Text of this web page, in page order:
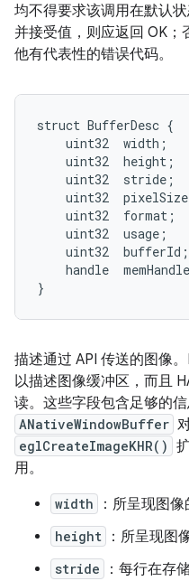
均不得要求该调用在默认
并接受值，则应返回 OK；
他有代表性的错误代码。
struct BufferDesc {
uint32  width;
uint32  height;
uint32  stride;
uint32
uint32  format;
uint32  usage;
uint32
handle
}
描述通过 API 传送的图像
以描述图像缓冲区，而且
读。这些字段包含足够的
ANativeWindowBuffer
eglCreateImageKHR()
用。
width ：所呈现图
height ：所呈现图
stride
：每行在存